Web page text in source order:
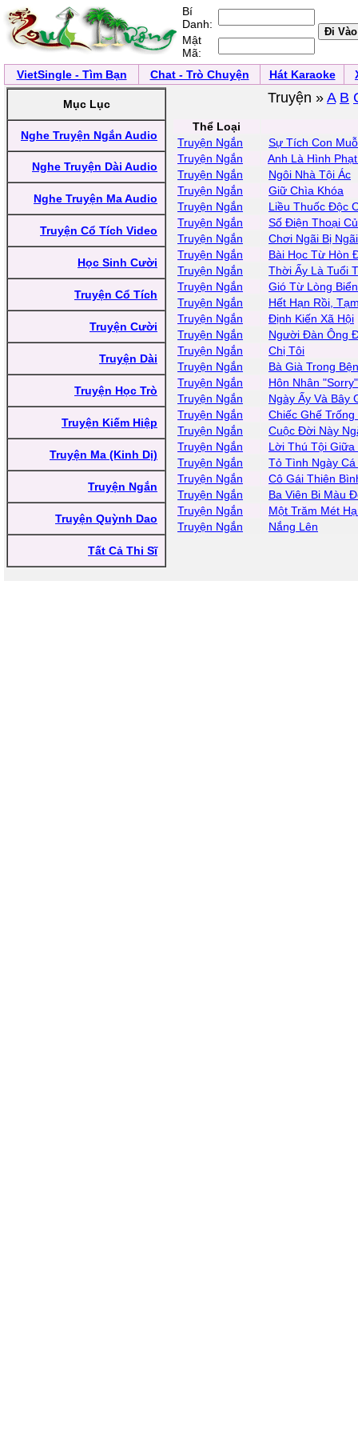
Bí
Danh:
Mật
Mã:
VietSingle - Tìm Bạn
Chat - Trò Chuyện Hát Karaoke
Mục Lục
Nghe Truyện Ngắn Audio
Nghe Truyện Dài Audio
Nghe Truyện Ma Audio
Truyện Cổ Tích Video
Học Sinh Cười
Truyện Cổ Tích
Truyện Cười
Truyện Dài
Truyện Học Trò
Truyện Kiếm Hiệp
Truyện Ma (Kinh Dị)
Truyện Ngắn
Truyện Quỳnh Dao
Tất Cả Thi Sĩ
Truyện » A B
Thể Loại
Truyện Ngắn
Sự Tích Con
Truyện Ngắn
Anh Là Hình
Truyện Ngắn
Ngôi Nhà Tội Ác
Truyện Ngắn
Giữ Chìa Khóa
Truyện Ngắn
Liều Thuốc Độc
Truyện Ngắn
Số Điện Thoại
Truyện Ngắn
Chơi Ngãi Bị
Truyện Ngắn
Bài Học Từ Hòn
Truyện Ngắn
Thời Ấy Là Tuổi
Truyện Ngắn
Gió Từ Lòng
Truyện Ngắn
Hết Hạn Rồi,
Truyện Ngắn
Định Kiến Xã Hội
Truyện Ngắn
Người Đàn Ông
Truyện Ngắn
Chị Tôi
Truyện Ngắn
Bà Già Trong
Truyện Ngắn
Hôn Nhân "Sorry"
Truyện Ngắn
Ngày Ấy Và Bây
Truyện Ngắn
Chiếc Ghế
Truyện Ngắn
Cuộc Đời Này
Truyện Ngắn
Lời Thú Tội Giữa
Truyện Ngắn
Tỏ Tình Ngày
Truyện Ngắn
Cô Gái Thiên
Truyện Ngắn
Ba Viên Bi Màu
Truyện Ngắn
Một Trăm Mét
Truyện Ngắn
Nắng Lên